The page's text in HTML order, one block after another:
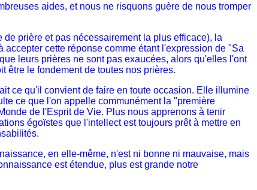
aides, et nous ne risquons guère de nous tromper
prière et pas nécessairement la plus efficace), la
cette réponse comme étant l'expression de "Sa
leurs prières ne sont pas exaucées, alors qu'elles l'ont
être le fondement de toutes nos prières.
ce qu'il convient de faire en toute occasion. Elle illumine
ce que l'on appelle communément la "première
de l'Esprit de Vie. Plus nous apprenons à tenir
égoïstes que l'intellect est toujours prêt à mettre en
en elle-même, n'est ni bonne ni mauvaise, mais
est étendue, plus est grande notre